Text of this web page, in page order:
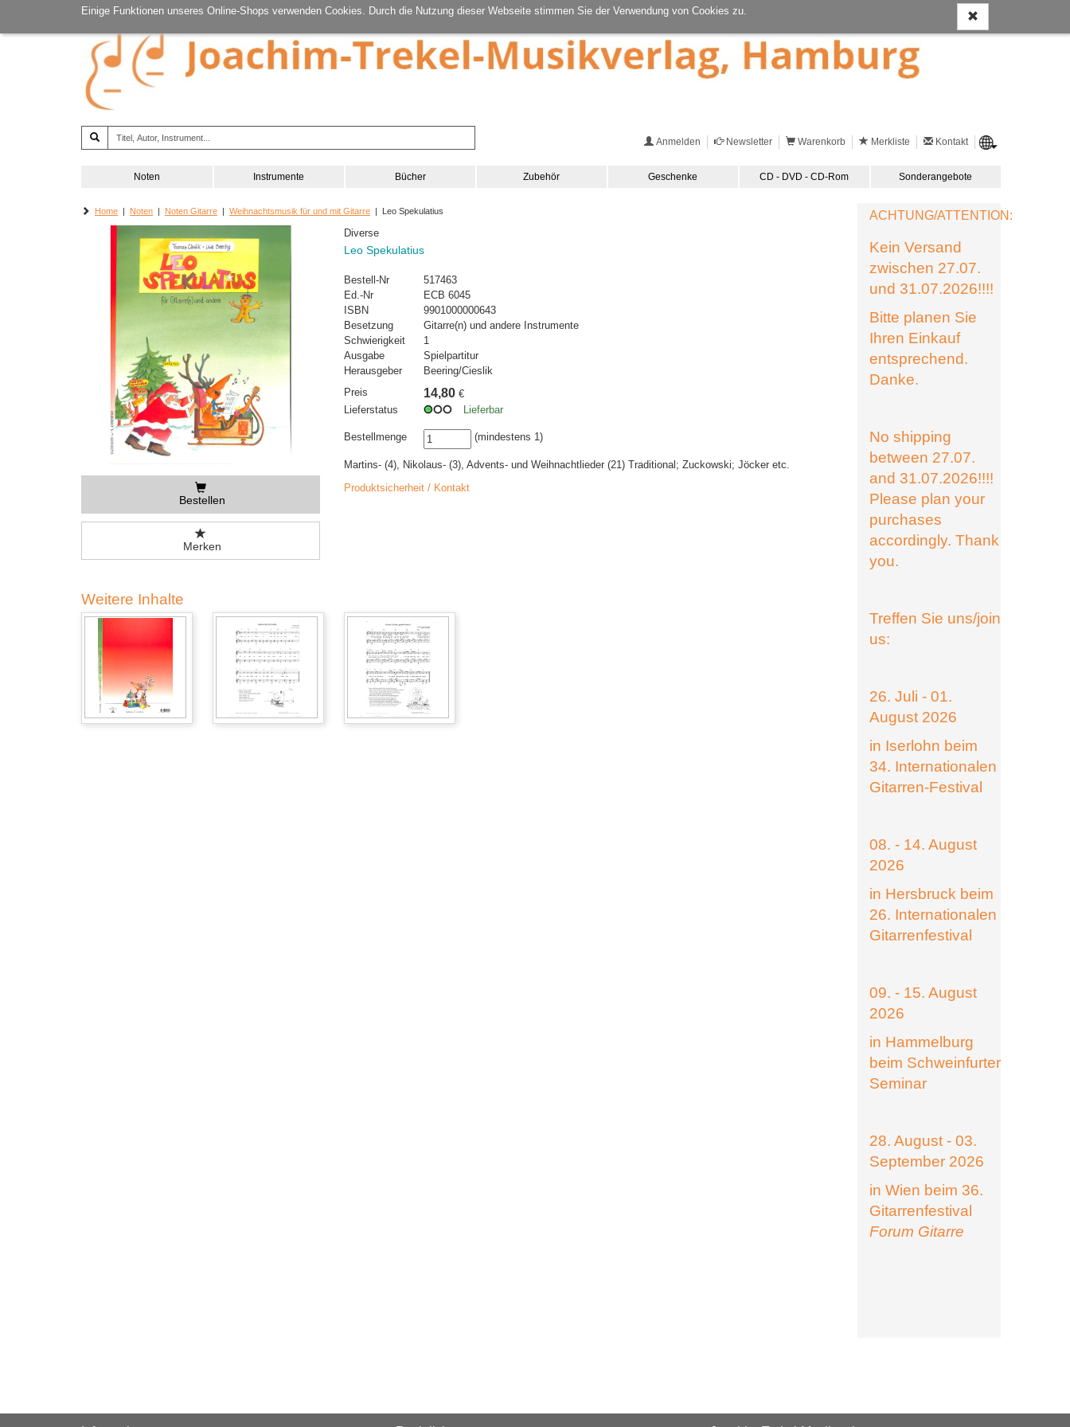
Einige Funktionen unseres Online-Shops verwenden Cookies. Durch die Nutzung dieser Webseite stimmen Sie der Verwendung von Cookies zu.
Anmelden Newsletter Warenkorb Merkliste Kontakt
Noten Instrumente Bücher Zubehör Geschenke CD - DVD - CD-Rom Sonderangebote
Home | Noten | Noten Gitarre | Weihnachtsmusik für und mit Gitarre | Leo Spekulatius
Bestellen
Merken
Diverse
Leo Spekulatius
Bestell-Nr
517463
Ed.-Nr
ECB 6045
ISBN
9901000000643
Besetzung
Gitarre(n) und andere Instrumente
Schwierigkeit
1
Ausgabe
Spielpartitur
Herausgeber
Beering/Cieslik
Preis
14,80 €
Lieferstatus
Lieferbar
Bestellmenge (mindestens 1)
Martins- (4), Nikolaus- (3), Advents- und Weihnachtlieder (21) Traditional; Zuckowski; Jöcker etc.
Produktsicherheit / Kontakt
Weitere Inhalte
ACHTUNG/ATTENTION:
Kein Versand
zwischen 27.07.
und 31.07.2026!!!!
Bitte planen Sie
Ihren Einkauf
entsprechend.
Danke.
No shipping
between 27.07.
and 31.07.2026!!!!
Please plan your
purchases
accordingly. Thank
you.
Treffen Sie uns/join
us:
26. Juli - 01.
August 2026
in Iserlohn beim
34. Internationalen
Gitarren-Festival
08. - 14. August
2026
in Hersbruck beim
26. Internationalen
Gitarrenfestival
09. - 15. August
2026
in Hammelburg
beim Schweinfurter
Seminar
28. August - 03.
September 2026
in Wien beim 36.
Gitarrenfestival
Forum Gitarre